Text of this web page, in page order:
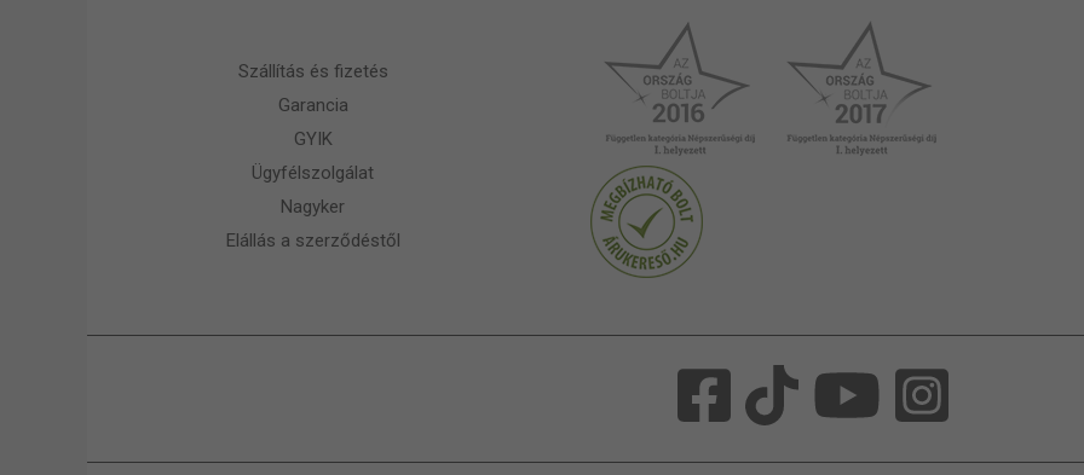
Szállítás és fizetés
Garancia
GYIK
Ügyfélszolgálat
Nagyker
Elállás a szerződéstől